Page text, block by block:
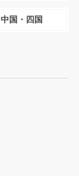
中国・四国